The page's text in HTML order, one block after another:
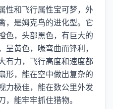
性和飞行属性宝可梦，外
，是姆克鸟的进化型。它
色，头部黑色，有巨大的
黄色，喙弯曲而锋利，
有力，飞行高度和速度都
形，能在空中做出复杂的
力极佳，能在数公里外发
能牢牢抓住猎物。